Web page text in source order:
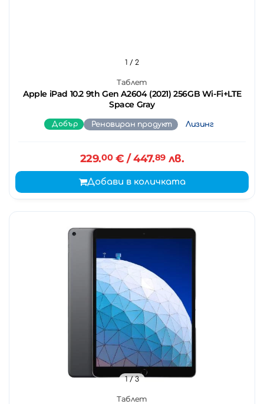
Таблет
Apple iPad 10.2 9th Gen A2604 (2021) 256GB Wi-Fi+LTE
Space Gray
1 / 2
Добър Реновиран продукт Лизинг
229.00€ / 447.89лв.
Добави в количката
Таблет
1/ 3